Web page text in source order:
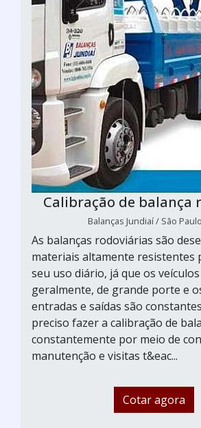
Calibração de balança
Balanças Jundiaí / São
As balanças rodoviárias são
materiais altamente resistentes
seu uso diário, já que os
geralmente, de grande porte e
entradas e saídas são
preciso fazer a calibração de
constantemente por meio de
manutenção e visitas t&eac...
Cotar agora